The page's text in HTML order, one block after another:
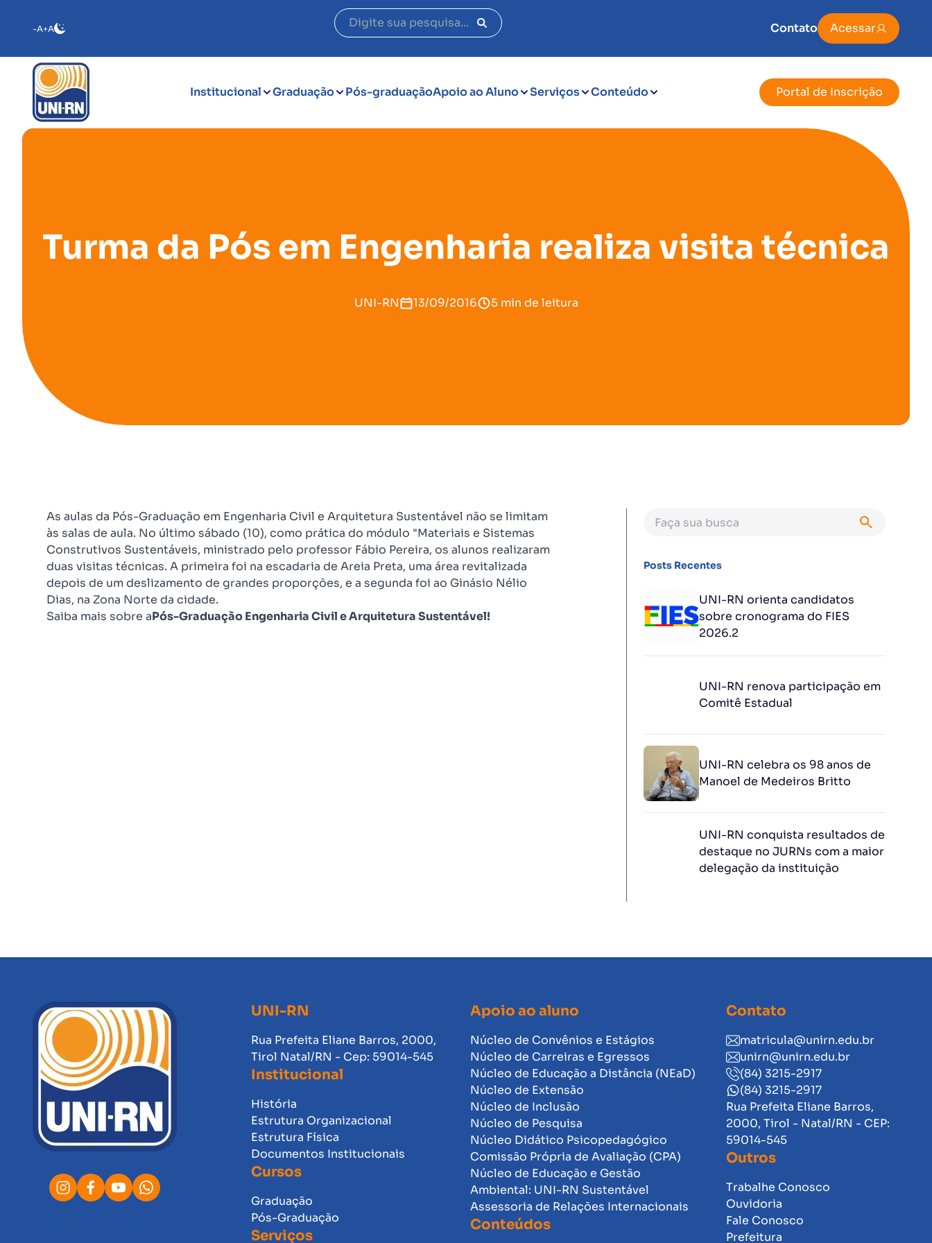
-A+A Contato Acessar
Institucional Graduação Pós-graduaçãoApoio ao Aluno Serviços Conteúdo Portal de Inscrição
Turma da Pós em Engenharia realiza visita técnica
UNI-RN 13/09/2016 5 min de leitura
As aulas da Pós-Graduação em Engenharia Civil e Arquitetura Sustentável não se limitam
às salas de aula. No último sábado (10), como prática do módulo "Materiais e Sistemas
Construtivos Sustentáveis, ministrado pelo professor Fábio Pereira, os alunos realizaram
duas visitas técnicas. A primeira foi na escadaria de Areia Preta, uma área revitalizada
depois de um deslizamento de grandes proporções, e a segunda foi ao Ginásio Nélio
Dias, na Zona Norte da cidade.
Saiba mais sobre aPós-Graduação Engenharia Civil e Arquitetura Sustentável!
Posts Recentes
UNI-RN orienta candidatos
sobre cronograma do FIES
2026.2
UNI-RN renova participação em
Comitê Estadual
UNI-RN celebra os 98 anos de
Manoel de Medeiros Britto
UNI-RN conquista resultados de
destaque no JURNs com a maior
delegação da instituição
UNI-RN
Rua Prefeita Eliane Barros, 2000,
Tirol Natal/RN - Cep: 59014-545
Institucional
História
Estrutura Organizacional
Estrutura Física
Documentos Institucionais
Cursos
Graduação
Pós-Graduação
Serviços
Apoio ao aluno
Núcleo de Convênios e Estágios
Núcleo de Carreiras e Egressos
Núcleo de Educação a Distância (NEaD)
Núcleo de Extensão
Núcleo de Inclusão
Núcleo de Pesquisa
Núcleo Didático Psicopedagógico
Comissão Própria de Avaliação (CPA)
Núcleo de Educação e Gestão
Ambiental: UNI-RN Sustentável
Assessoria de Relações Internacionais
Conteúdos
Contato
matricula@unirn.edu.br
unirn@unirn.edu.br
(84) 3215-2917
(84) 3215-2917
Rua Prefeita Eliane Barros,
2000, Tirol - Natal/RN - CEP:
59014-545
Outros
Trabalhe Conosco
Ouvidoria
Fale Conosco
Prefeitura